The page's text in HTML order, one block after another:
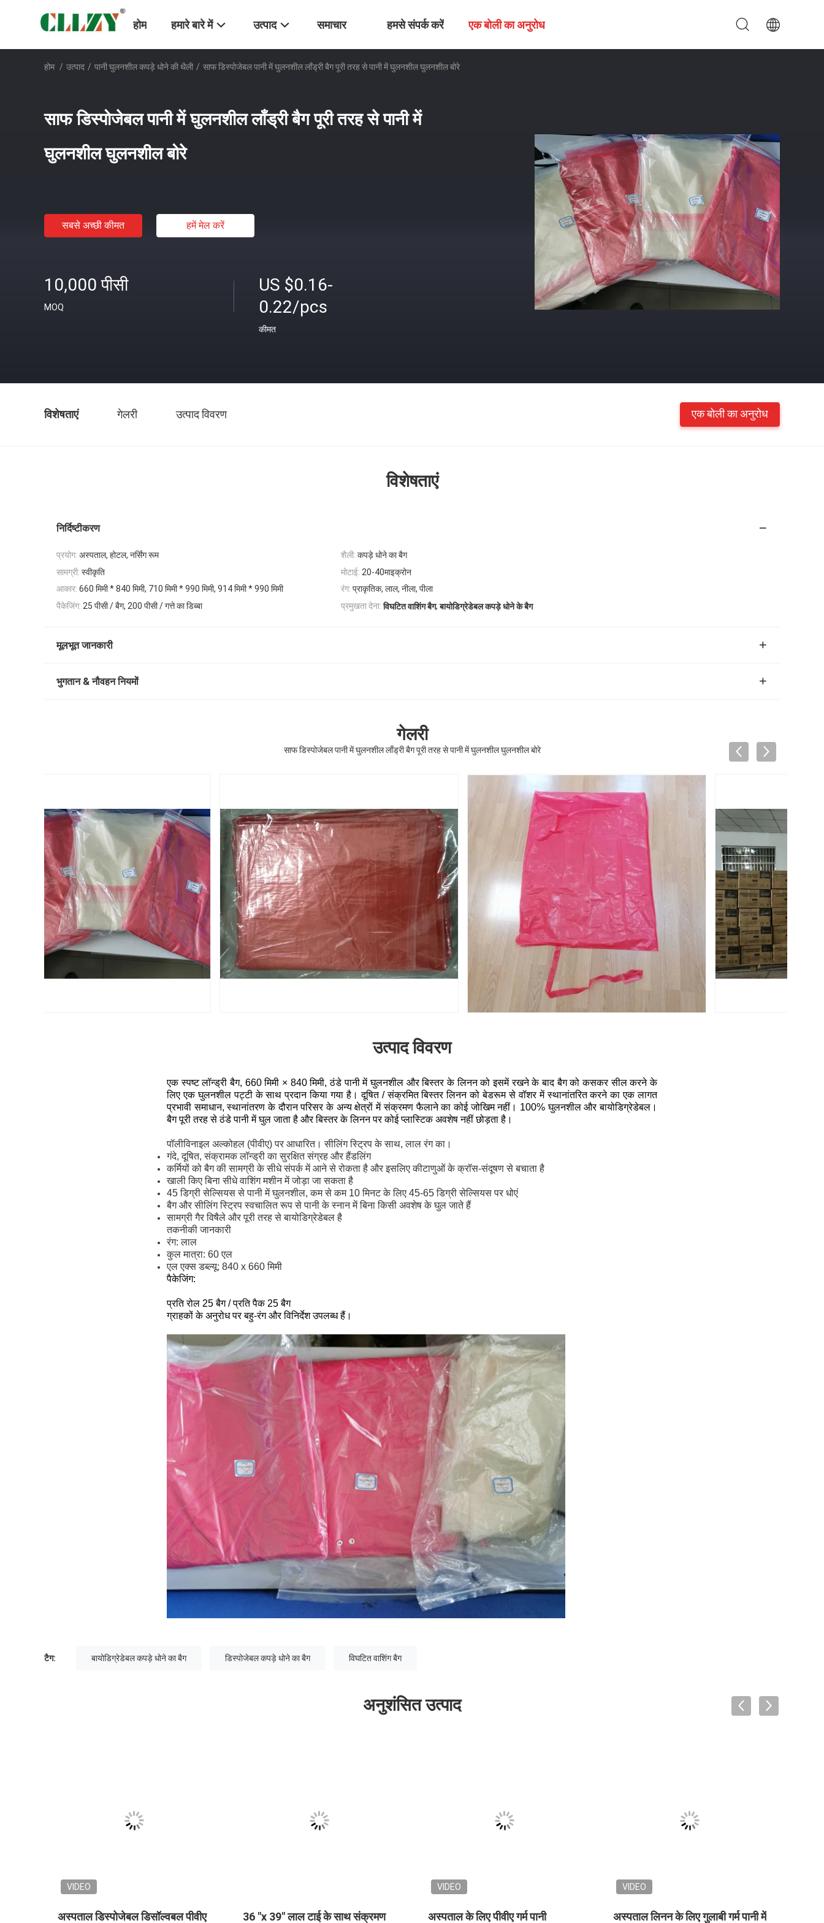
होम हमारे बारे में उत्पाद समाचार हमसे संपर्क करें एक बोली का अनुरोध
होम / उत्पाद / पानी घुलनशील कपड़े धोने की थैली / साफ डिस्पोजेबल पानी में घुलनशील लाँड्री बैग पूरी तरह से पानी में घुलनशील घुलनशील बोरे
साफ डिस्पोजेबल पानी में घुलनशील लाँड्री बैग पूरी तरह से पानी में
घुलनशील घुलनशील बोरे
सबसे अच्छी कीमत हमें मेल करें
10,000 पीसी
MOQ
US $0.16-
0.22/pcs
कीमत
विशेषताएं गेलरी उत्पाद विवरण एक बोली का अनुरोध
विशेषताएं
निर्दिष्टीकरण
प्रयोग: अस्पताल, होटल, नर्सिंग रूम शैली: कपड़े धोने का बैग
सामग्री: स्वीकृति मोटाई: 20-40माइक्रोन
आकार: 660 मिमी * 840 मिमी, 710 मिमी * 990 मिमी, 914 मिमी * 990 मिमी रंग: प्राकृतिक, लाल, नीला, पीला
पैकेजिंग: 25 पीसी / बैग, 200 पीसी / गत्ते का डिब्बा प्रमुखता देना: विघटित वाशिंग बैग,बायोडिग्रेडेबल कपड़े धोने के बैग
मूलभूत जानकारी
भुगतान & नौवहन नियमों
गेलरी
साफ डिस्पोजेबल पानी में घुलनशील लाँड्री बैग पूरी तरह से पानी में घुलनशील घुलनशील बोरे
उत्पाद विवरण
एक स्पष्ट लॉन्ड्री बैग, 660 मिमी × 840 मिमी, ठंडे पानी में घुलनशील और बिस्तर के लिनन को इसमें रखने के बाद बैग को कसकर सील करने के
लिए एक घुलनशील पट्टी के साथ प्रदान किया गया है। दूषित / संक्रमित बिस्तर लिनन को बेडरूम से वॉशर में स्थानांतरित करने का एक लागत
प्रभावी समाधान, स्थानांतरण के दौरान परिसर के अन्य क्षेत्रों में संक्रमण फैलाने का कोई जोखिम नहीं। 100% घुलनशील और बायोडिग्रेडेबल।
बैग पूरी तरह से ठंडे पानी में घुल जाता है और बिस्तर के लिनन पर कोई प्लास्टिक अवशेष नहीं छोड़ता है।
पॉलीविनाइल अल्कोहल (पीवीए) पर आधारित। सीलिंग स्ट्रिप के साथ, लाल रंग का।
गंदे, दूषित, संक्रामक लॉन्ड्री का सुरक्षित संग्रह और हैंडलिंग
कर्मियों को बैग की सामग्री के सीधे संपर्क में आने से रोकता है और इसलिए कीटाणुओं के क्रॉस-संदूषण से बचाता है
खाली किए बिना सीधे वाशिंग मशीन में जोड़ा जा सकता है
45 डिग्री सेल्सियस से पानी में घुलनशील, कम से कम 10 मिनट के लिए 45-65 डिग्री सेल्सियस पर धोएं
बैग और सीलिंग स्ट्रिप स्वचालित रूप से पानी के स्नान में बिना किसी अवशेष के घुल जाते हैं
सामग्री गैर विषैले और पूरी तरह से बायोडिग्रेडेबल है
तकनीकी जानकारी
रंग: लाल
कुल मात्रा: 60 एल
एल एक्स डब्ल्यू: 840 x 660 मिमी
पैकेजिंग:
प्रति रोल 25 बैग / प्रति पैक 25 बैग
ग्राहकों के अनुरोध पर बहु-रंग और विनिर्देश उपलब्ध हैं।
टैग: बायोडिग्रेडेबल कपड़े धोने का बैग डिस्पोजेबल कपड़े धोने का बैग विघटित वाशिंग बैग
अनुशंसित उत्पाद
के लिए गुलाबी गर्म पानी में
मेडिकल / अस्पताल के लिए लाल
डिस्पोजेबल पीवीए पानी में घुलनशील
26" x 33" 0.8 मिली पानी में घुलनशील
मेडिकल पीवीए घुलनशील लाँड्री